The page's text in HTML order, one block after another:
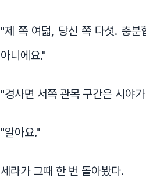
"제 쪽 여덟, 당신 쪽 다섯. 충분
아니에요."
"경사면 서쪽 관목 구간은 시야
"알아요."
세라가 그때 한 번 돌아봤다.